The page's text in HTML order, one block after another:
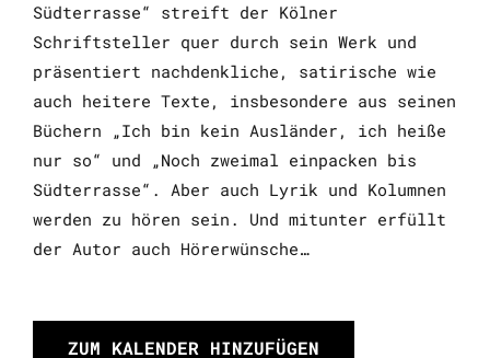
Südterrasse“ streift der Kölner
Schriftsteller quer durch sein Werk und
präsentiert nachdenkliche, satirische wie
auch heitere Texte, insbesondere aus seinen
Büchern „Ich bin kein Ausländer, ich heiße
nur so“ und „Noch zweimal einpacken bis
Südterrasse“. Aber auch Lyrik und Kolumnen
werden zu hören sein. Und mitunter erfüllt
der Autor auch Hörerwünsche…
ZUM KALENDER HINZUFÜGEN